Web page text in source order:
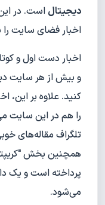
دیجیتال است. در
اخبار فضای سایت
اخبار دست اول و
و بیش از هر سایت
کنید. علاوه بر این،
را هم در این سایت
تلگراف مقاله‌های
همچنین بخش
پرداخته است و یک
می‌شود.